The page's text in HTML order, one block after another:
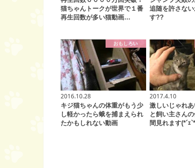
猫ちゃんトークが世界で１番
再生回数が多い猫動画…
追随を許さな
す??
おもしろい
2016.10.28
キジ猫ちゃんの体重がもう少
し軽かったら蛾を捕まえられ
たかもしれない動画
2017.4.10
激しいじゃれ
と飼い主さん
間見れます(*´ｪ